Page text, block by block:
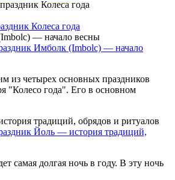
Колеса года
Имболк (Imbolc) — начало
из четырех основных праздников
"Колесо года". Его в основном
Йоль — история традиций,
самая долгая ночь в году. В эту ночь